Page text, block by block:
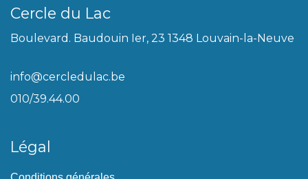
Cercle du Lac
Boulevard. Baudouin Ier, 23 1348 Louvain-la-Neuve
info@cercledulac.be
010/39.44.00
Légal